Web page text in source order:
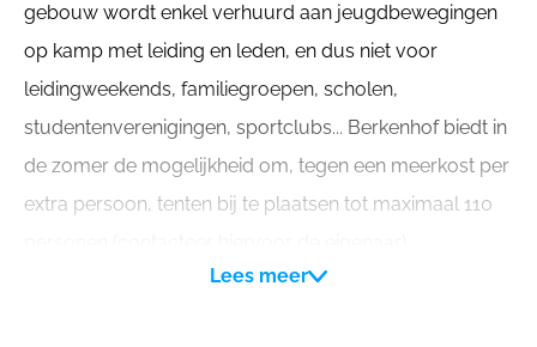
gebouw wordt enkel verhuurd aan jeugdbewegingen
op kamp met leiding en leden, en dus niet voor
leidingweekends, familiegroepen, scholen,
studentenverenigingen, sportclubs... Berkenhof biedt in
de zomer de mogelijkheid om, tegen een meerkost per
extra persoon, tenten bij te plaatsen tot maximaal 110
Lees meer